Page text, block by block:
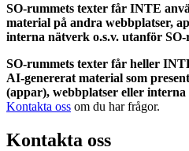
SO-rummets texter får INTE
material på andra webbplatser,
interna nätverk o.s.v. utanför
SO-rummets texter får heller
AI-genererat material som
(appar), webbplatser eller
Kontakta oss om du har frågor.
Kontakta oss